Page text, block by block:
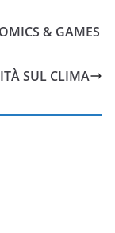
& GAMES
SUL CLIMA